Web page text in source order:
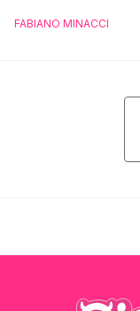
FABIANO MINACCI